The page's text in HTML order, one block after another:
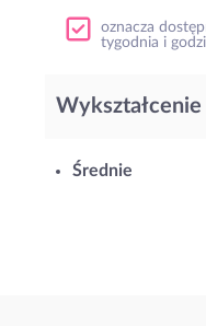
oznacza
tygodnia i
Wykształcenie
Średnie